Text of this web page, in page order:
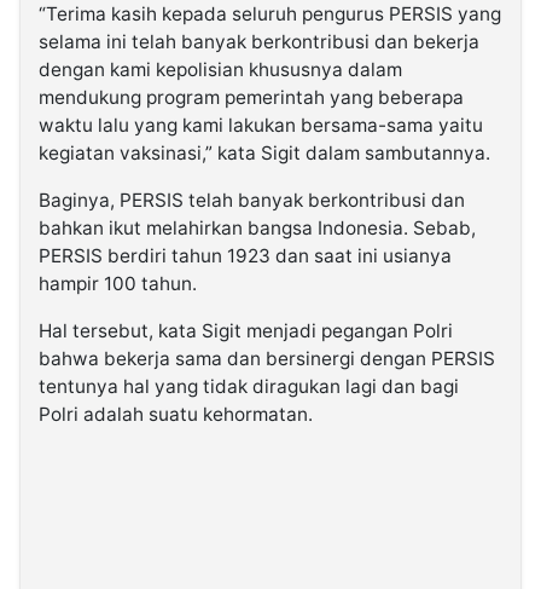
“Terima kasih kepada seluruh pengurus PERSIS yang
selama ini telah banyak berkontribusi dan bekerja
dengan kami kepolisian khususnya dalam
mendukung program pemerintah yang beberapa
waktu lalu yang kami lakukan bersama-sama yaitu
kegiatan vaksinasi,” kata Sigit dalam sambutannya.
Baginya, PERSIS telah banyak berkontribusi dan
bahkan ikut melahirkan bangsa Indonesia. Sebab,
PERSIS berdiri tahun 1923 dan saat ini usianya
hampir 100 tahun.
Hal tersebut, kata Sigit menjadi pegangan Polri
bahwa bekerja sama dan bersinergi dengan PERSIS
tentunya hal yang tidak diragukan lagi dan bagi
Polri adalah suatu kehormatan.